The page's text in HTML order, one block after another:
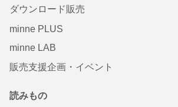
ダウンロード販売
minne PLUS
minne LAB
販売支援企画・イベント
読みもの